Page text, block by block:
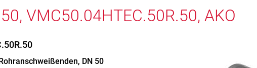
VMC50.04HTEC.50R.50, AKO
DN 50